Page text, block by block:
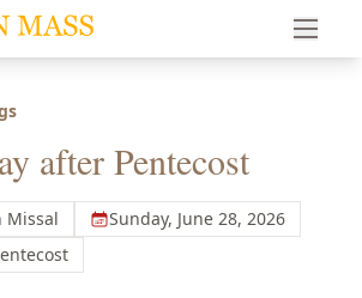
Traditional Latin Mass of South Florida
after Pentecost
Missal
Sunday, June 28, 2026